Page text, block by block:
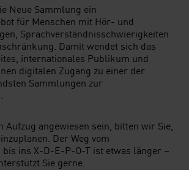
Neue Sammlung ein
für Menschen mit Hör- und
Sprachverständnisschwierigkeiten
Damit wendet sich das
internationales Publikum und
digitalen Zugang zu einer der
Sammlungen zur
Aufzug angewiesen sein, bitten wir Sie,
Der Weg vom
bis ins X-D-E-P-O-T ist etwas länger –
Sie gerne.